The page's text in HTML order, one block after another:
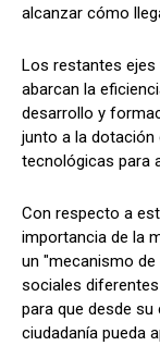
alcanzar cómo
Los restantes
abarcan la
desarrollo y
junto a la dotación
tecnológicas para
Con respecto a
importancia de la
un "mecanismo
sociales
para que desde
ciudadanía pueda